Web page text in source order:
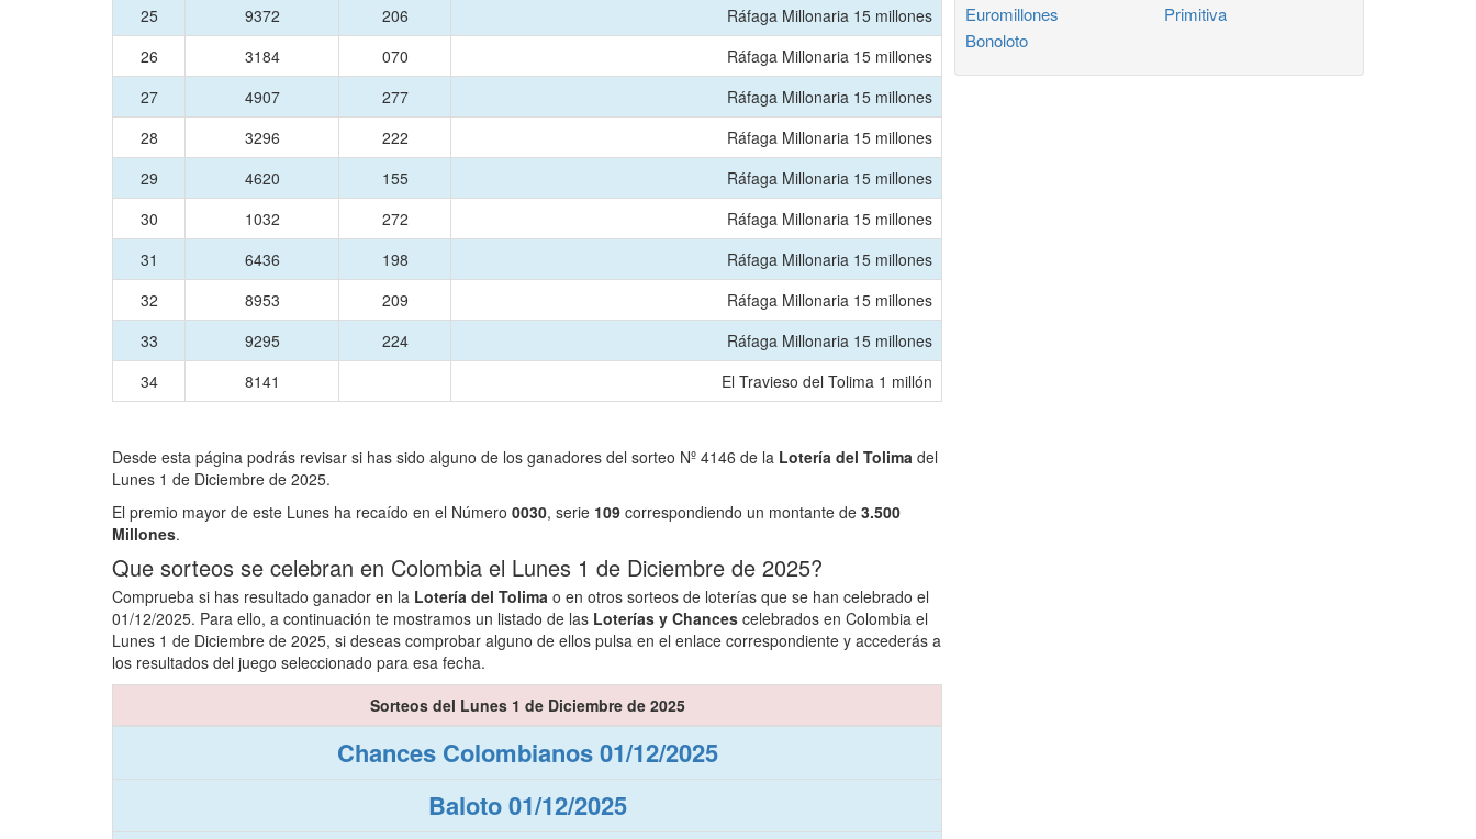
25
9372 206
Ráfaga Millonaria 15 millones
26
3184 070
Ráfaga Millonaria 15 millones
27
4907 277
Ráfaga Millonaria 15 millones
28
3296 222
Ráfaga Millonaria 15 millones
29
4620 155
Ráfaga Millonaria 15 millones
30
1032 272
Ráfaga Millonaria 15 millones
31
6436 198
Ráfaga Millonaria 15 millones
32
8953 209
Ráfaga Millonaria 15 millones
33
9295 224
Ráfaga Millonaria 15 millones
34
8141 El Travieso del Tolima 1 millón
Desde esta página podrás revisar si has sido alguno de los ganadores del sorteo Nº 4146 de la Lotería del Tolima del
Lunes 1 de Diciembre de 2025.
El premio mayor de este Lunes ha recaído en el Número 0030, serie 109 correspondiendo un montante de 3.500
Millones.
Que sorteos se celebran en Colombia el Lunes 1 de Diciembre de 2025?
Comprueba si has resultado ganador en la Lotería del Tolima o en otros sorteos de loterías que se han celebrado el
01/12/2025. Para ello, a continuación te mostramos un listado de las Loterías y Chances celebrados en Colombia el
Lunes 1 de Diciembre de 2025, si deseas comprobar alguno de ellos pulsa en el enlace correspondiente y accederás a
los resultados del juego seleccionado para esa fecha.
Sorteos del Lunes 1 de Diciembre de 2025
Chances Colombianos 01/12/2025
Baloto 01/12/2025
Euromillones
Bonoloto
Primitiva